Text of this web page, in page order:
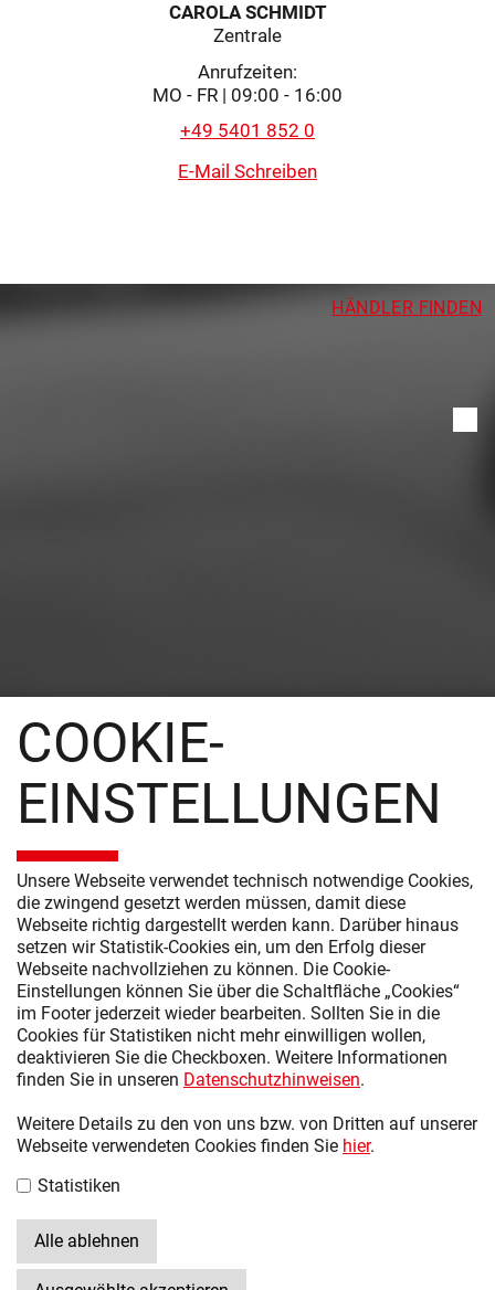
CAROLA SCHMIDT
Zentrale
Anrufzeiten:
MO - FR | 09:00 - 16:00
+49 5401 852 0
E-Mail Schreiben
HÄNDLER FINDEN
PRODUKTE
SCHLAFZIMMER MODERN
SCHLAFZIMMER KLASSISCH
SCHRANKSYSTEME
KOMMODEN UND NACHTSCHRÄNKE
ZUBEHÖR
WEITERE LINKS
ÜBER UNS
KARRIERE
IMPRESSUM
DATENSCHUTZ
UMSETZUNGSPLAN GEMÄSS ENEFG
COOKIE-
EINSTELLUNGEN
Unsere Webseite verwendet technisch notwendige Cookies,
die zwingend gesetzt werden müssen, damit diese
Webseite richtig dargestellt werden kann. Darüber hinaus
setzen wir Statistik-Cookies ein, um den Erfolg dieser
Webseite nachvollziehen zu können. Die Cookie-
Einstellungen können Sie über die Schaltfläche „Cookies“
im Footer jederzeit wieder bearbeiten. Sollten Sie in die
Cookies für Statistiken nicht mehr einwilligen wollen,
deaktivieren Sie die Checkboxen. Weitere Informationen
finden Sie in unseren Datenschutzhinweisen.
Weitere Details zu den von uns bzw. von Dritten auf unserer
Webseite verwendeten Cookies finden Sie hier.
Statistiken
Alle ablehnen